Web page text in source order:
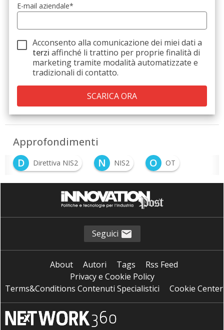
E-mail aziendale*
Acconsento alla comunicazione dei miei dati a
terzi affinché li trattino per proprie finalità di
marketing tramite modalità automatizzate e
tradizionali di contatto.
Approfondimenti
D
Direttiva NIS2 N NIS2 O OT
Seguici
About Autori Tags
Rss Feed
Privacy e Cookie Policy
Terms&Conditions Contenuti Specialistici
Cookie Center